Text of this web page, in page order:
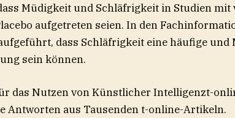
Müdigkeit und Schläfrigkeit in Studien
aufgetreten seien. In den
dass Schläfrigkeit eine häufige und
sein können.
t-
Antworten aus Tausenden t-online-Artikeln.